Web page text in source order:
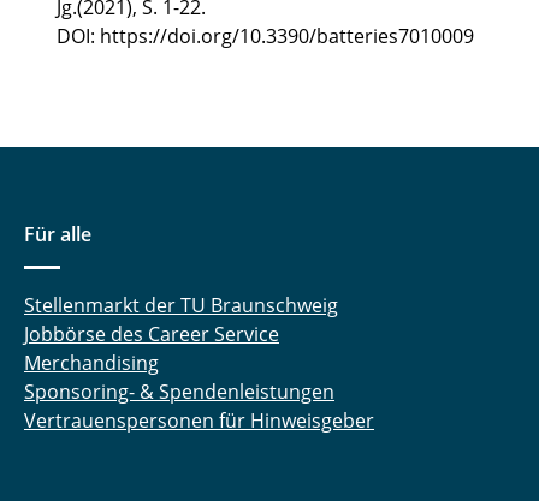
Tiedt Frederik
Ulbig Michael
Walujski Stefanie
Weber Jan Henrik
Winter Oliver
Witt Fabian
Jg.(2021), S. 1-22.
DOI: https://doi.org/10.3390/batteries7010009
Für alle
Stellenmarkt der TU Braunschweig
Jobbörse des Career Service
Merchandising
Sponsoring- & Spendenleistungen
Vertrauenspersonen für Hinweisgeber